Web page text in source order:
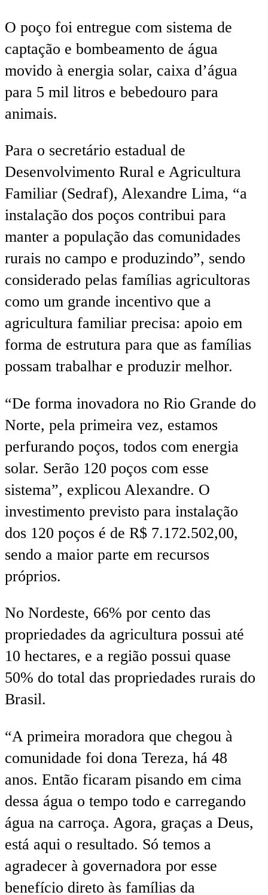
O poço foi entregue com sistema de
captação e bombeamento de água
movido à energia solar, caixa d’água
para 5 mil litros e bebedouro para
animais.
Para o secretário estadual de
Desenvolvimento Rural e Agricultura
Familiar (Sedraf), Alexandre Lima, “a
instalação dos poços contribui para
manter a população das comunidades
rurais no campo e produzindo”, sendo
considerado pelas famílias agricultoras
como um grande incentivo que a
agricultura familiar precisa: apoio em
forma de estrutura para que as famílias
possam trabalhar e produzir melhor.
“De forma inovadora no Rio Grande do
Norte, pela primeira vez, estamos
perfurando poços, todos com energia
solar. Serão 120 poços com esse
sistema”, explicou Alexandre. O
investimento previsto para instalação
dos 120 poços é de R$ 7.172.502,00,
sendo a maior parte em recursos
próprios.
No Nordeste, 66% por cento das
propriedades da agricultura possui até
10 hectares, e a região possui quase
50% do total das propriedades rurais do
Brasil.
“A primeira moradora que chegou à
comunidade foi dona Tereza, há 48
anos. Então ficaram pisando em cima
dessa água o tempo todo e carregando
água na carroça. Agora, graças a Deus,
está aqui o resultado. Só temos a
agradecer à governadora por esse
benefício direto às famílias da